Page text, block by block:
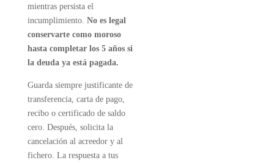
mientras persista el
incumplimiento. No es legal
conservarte como moroso
hasta completar los 5 años si
la deuda ya está pagada.
Guarda siempre justificante de
transferencia, carta de pago,
recibo o certificado de saldo
cero. Después, solicita la
cancelación al acreedor y al
fichero. La respuesta a tus